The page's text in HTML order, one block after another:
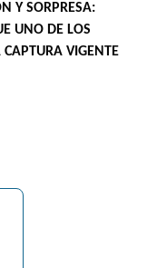
Y SORPRESA:
UNO DE LOS
VIGENTE